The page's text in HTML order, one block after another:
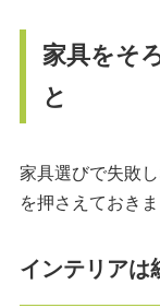
家具をそ
と
家具選びで失敗
を押さえておきま
インテリアは